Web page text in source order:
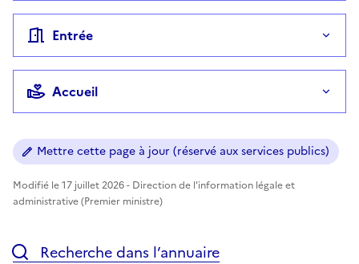
Entrée
Accueil
Mettre cette page à jour (réservé aux services publics)
Modifié le 17 juillet 2026 - Direction de l'information légale et
administrative (Premier ministre)
Recherche dans l’annuaire